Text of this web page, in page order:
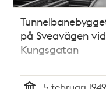
på Sveavägen vid
Kungsgatan